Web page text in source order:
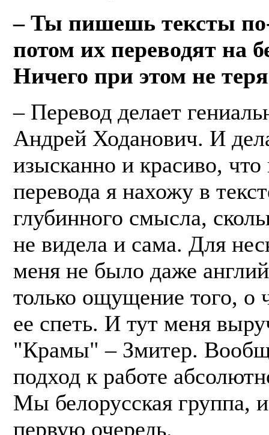
– Ты пишешь тексты
потом их переводят на
Ничего при этом не
– Перевод делает
Андрей Ходанович. И
изысканно и красиво, что
перевода я нахожу в
глубинного смысла,
не видела и сама. Для
меня не было даже
только ощущение того, о
ее спеть. И тут меня
"Крамы" – Змитер.
подход к работе
Мы белорусская группа,
первую очередь.